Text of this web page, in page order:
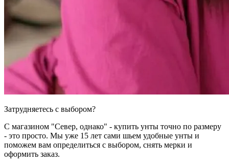
Затрудняетесь с выбором?
С магазином "Север, однако" - купить унты точно по размеру
- это просто. Мы уже 15 лет сами шьем удобные унты и
поможем вам определиться с выбором, снять мерки и
оформить заказ.